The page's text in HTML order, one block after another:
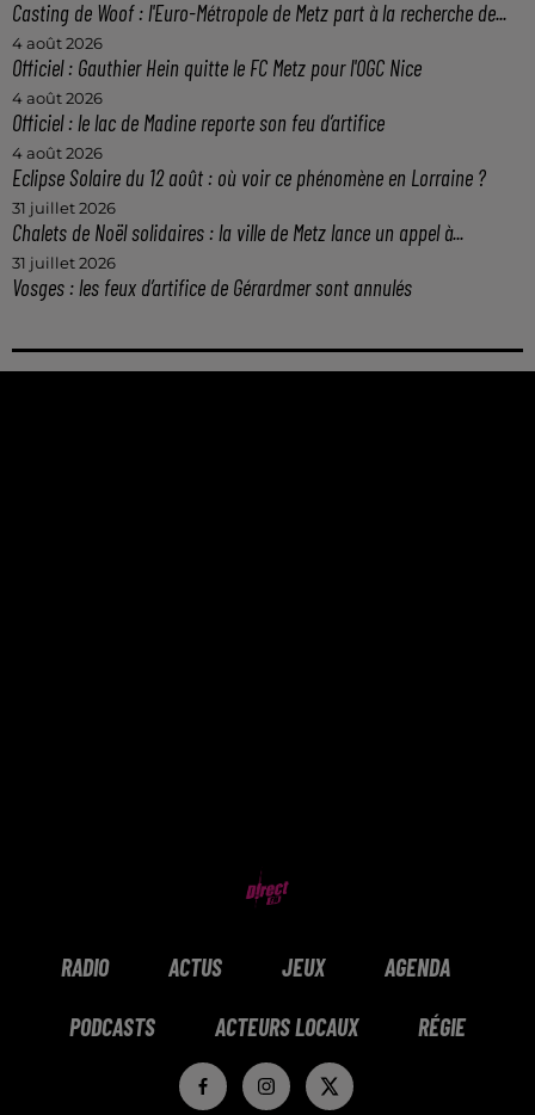
Casting de Woof : l'Euro-Métropole de Metz part à la recherche de...
4 août 2026
Officiel : Gauthier Hein quitte le FC Metz pour l'OGC Nice
4 août 2026
Officiel : le lac de Madine reporte son feu d’artifice
4 août 2026
Eclipse Solaire du 12 août : où voir ce phénomène en Lorraine ?
31 juillet 2026
Chalets de Noël solidaires : la ville de Metz lance un appel à...
31 juillet 2026
Vosges : les feux d’artifice de Gérardmer sont annulés
RADIO ACTUS JEUX AGENDA
PODCASTS ACTEURS LOCAUX RÉGIE